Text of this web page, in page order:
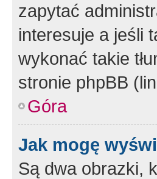
zapytać
interesuje a jeśli
wykonać takie
stronie phpBB
Góra
Jak mogę
Są dwa obrazki,